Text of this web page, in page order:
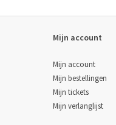
Mijn account
Mijn account
Mijn bestellingen
Mijn tickets
Mijn verlanglijst